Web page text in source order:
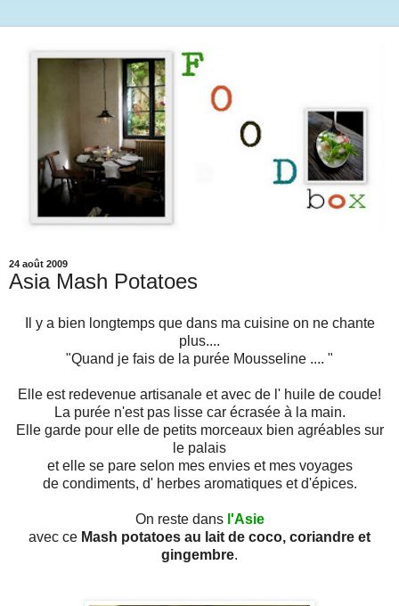
24 août 2009
Asia Mash Potatoes
Il y a bien longtemps que dans ma cuisine on ne chante
plus....
"Quand je fais de la purée Mousseline .... "
Elle est redevenue artisanale et avec de l' huile de coude!
La purée n'est pas lisse car écrasée à la main.
Elle garde pour elle de petits morceaux bien agréables sur
le palais
et elle se pare selon mes envies et mes voyages
de condiments, d' herbes aromatiques et d'épices.
On reste dans l'Asie
avec ce Mash potatoes au lait de coco, coriandre et
gingembre.